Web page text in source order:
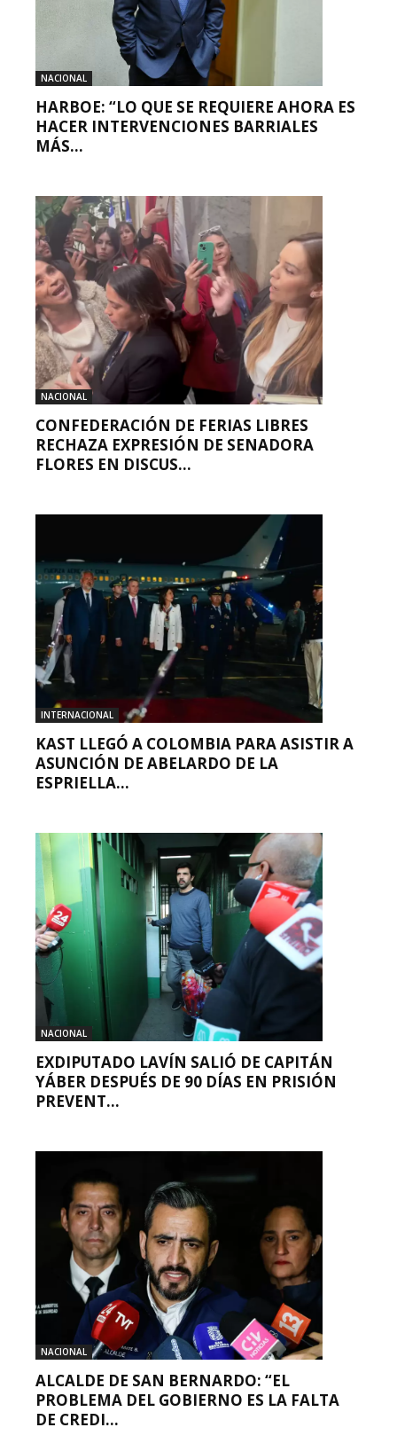
NACIONAL
HARBOE: “LO QUE SE REQUIERE AHORA ES
HACER INTERVENCIONES BARRIALES
MÁS...
NACIONAL
CONFEDERACIÓN DE FERIAS LIBRES
RECHAZA EXPRESIÓN DE SENADORA
FLORES EN DISCUS...
INTERNACIONAL
KAST LLEGÓ A COLOMBIA PARA ASISTIR A
ASUNCIÓN DE ABELARDO DE LA
ESPRIELLA...
NACIONAL
EXDIPUTADO LAVÍN SALIÓ DE CAPITÁN
YÁBER DESPUÉS DE 90 DÍAS EN PRISIÓN
PREVENT...
NACIONAL
ALCALDE DE SAN BERNARDO: “EL
PROBLEMA DEL GOBIERNO ES LA FALTA
DE CREDI...